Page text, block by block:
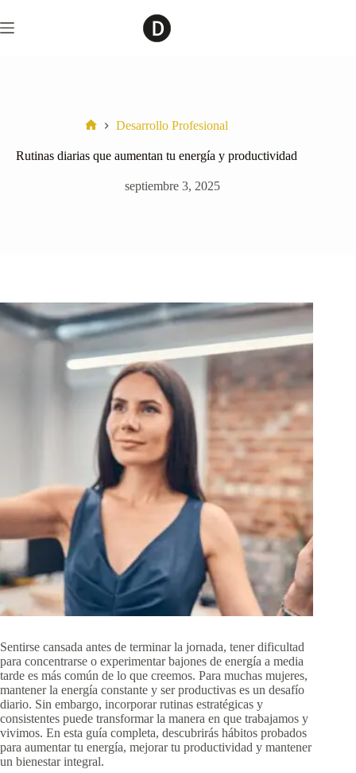
al
contenido
Desarrollo Profesional
Rutinas diarias que aumentan tu energía y productividad
septiembre 3, 2025
Sentirse cansada antes de terminar la jornada, tener dificultad
para concentrarse o experimentar bajones de energía a media
tarde es más común de lo que creemos. Para muchas mujeres,
mantener la energía constante y ser productivas es un desafío
diario. Sin embargo, incorporar rutinas estratégicas y
consistentes puede transformar la manera en que trabajamos y
vivimos. En esta guía completa, descubrirás hábitos probados
para aumentar tu energía, mejorar tu productividad y mantener
un bienestar integral.